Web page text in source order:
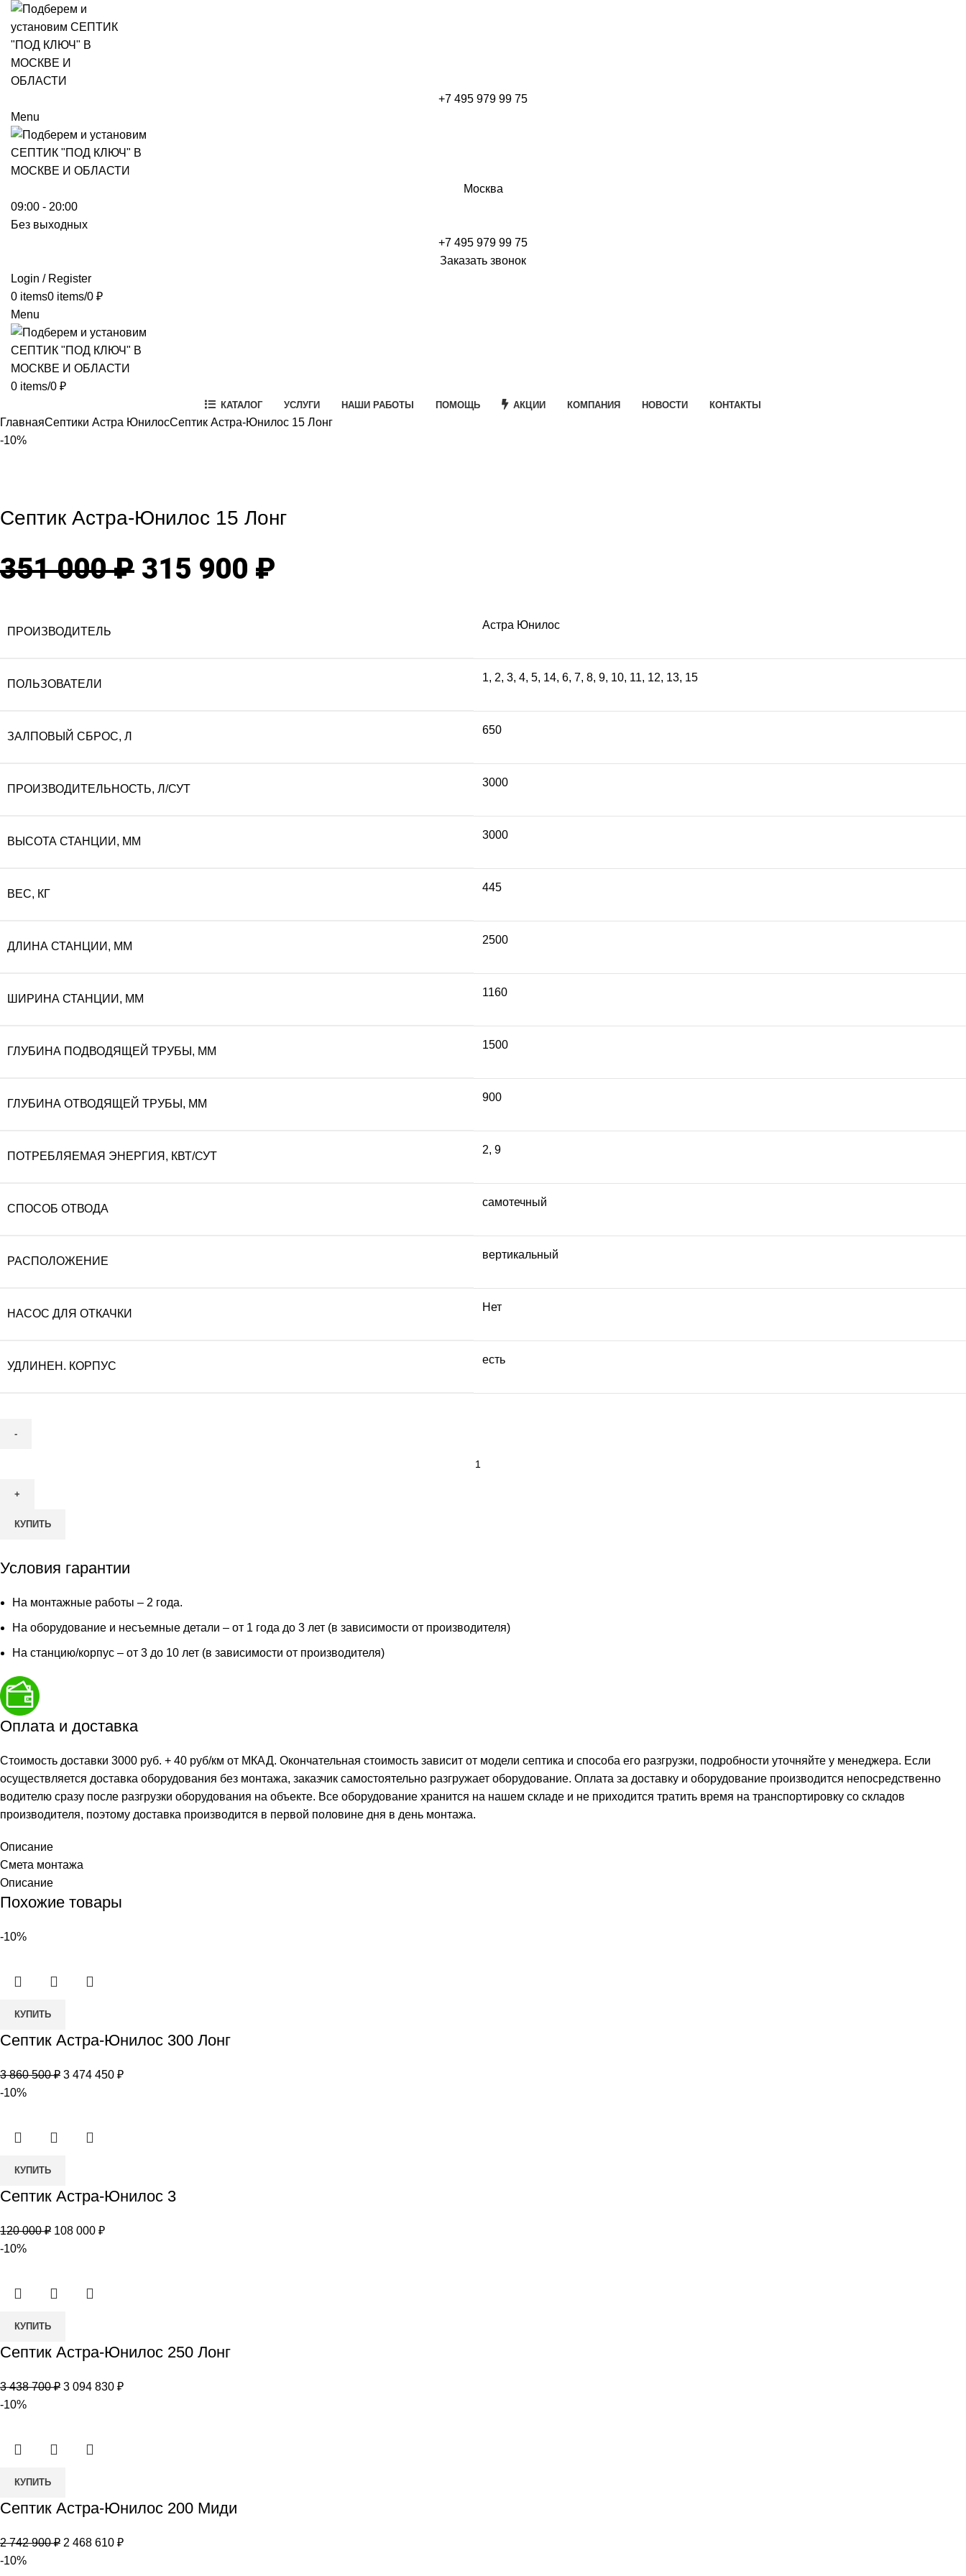
+7 495 979 99 75
Menu
Москва
09:00 - 20:00
Без выходных
+7 495 979 99 75
Заказать звонок
Login / Register
0 items0 items/0 ₽
Menu
0 items/0 ₽
КАТАЛОГ УСЛУГИ НАШИ РАБОТЫ ПОМОЩЬ АКЦИИ КОМПАНИЯ НОВОСТИ КОНТАКТЫ
ГлавнаяСептики Астра ЮнилосСептик Астра-Юнилос 15 Лонг
-10%
Септик Астра-Юнилос 15 Лонг
351 000₽ Первоначальная
315 900 ₽
ПРОИЗВОДИТЕЛЬ
Астра Юнилос
ПОЛЬЗОВАТЕЛИ
1, 2, 3, 4, 5, 14, 6, 7, 8, 9, 10, 11, 12, 13, 15
ЗАЛПОВЫЙ СБРОС, Л
650
ПРОИЗВОДИТЕЛЬНОСТЬ, Л/СУТ
3000
ВЫСОТА СТАНЦИИ, ММ
3000
ВЕС, КГ
445
ДЛИНА СТАНЦИИ, ММ
2500
ШИРИНА СТАНЦИИ, ММ
1160
ГЛУБИНА ПОДВОДЯЩЕЙ ТРУБЫ, ММ
1500
ГЛУБИНА ОТВОДЯЩЕЙ ТРУБЫ, ММ
900
ПОТРЕБЛЯЕМАЯ ЭНЕРГИЯ, КВТ/СУТ
2, 9
СПОСОБ ОТВОДА
самотечный
РАСПОЛОЖЕНИЕ
вертикальный
НАСОС ДЛЯ ОТКАЧКИ
Нет
УДЛИНЕН. КОРПУС
есть
Септик
Юнилос
Лонг
КУПИТЬ
Условия гарантии
На монтажные работы – 2 года.
На оборудование и несъемные детали – от 1 года до 3 лет (в зависимости от производителя)
На станцию/корпус – от 3 до 10 лет (в зависимости от производителя)
Оплата и доставка
Стоимость доставки 3000 руб. + 40 руб/км от МКАД. Окончательная стоимость зависит от модели септика и способа его разгрузки, подробности уточняйте у менеджера. Если
осуществляется доставка оборудования без монтажа, заказчик самостоятельно разгружает оборудование. Оплата за доставку и оборудование производится непосредственно
водителю сразу после разгрузки оборудования на объекте. Все оборудование хранится на нашем складе и не приходится тратить время на транспортировку со складов
производителя, поэтому доставка производится в первой половине дня в день монтажа.
Описание
Смета монтажа
Описание
Похожие товары
-10%
Количество
Септик
Юнилос
300
КУПИТЬ
Септик Астра-Юнилос 300 Лонг
3 860 500₽ Первоначальная
3 474 450 ₽Текущая
-10%
Количество
Септик
Юнилос
3
КУПИТЬ
Септик Астра-Юнилос 3
120 000₽ Первоначальная
000 ₽.
108 000 ₽Текущая
-10%
Количество
Септик
Юнилос
250
КУПИТЬ
Септик Астра-Юнилос 250 Лонг
3 438 700₽ Первоначальная
3 094 830 ₽Текущая
-10%
Количество
Септик
Юнилос
200
КУПИТЬ
Септик Астра-Юнилос 200 Миди
2 742 900₽ Первоначальная
2 468 610 ₽Текущая
-10%